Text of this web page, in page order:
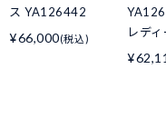
ス YA126442
¥66,000(税込)
レデ